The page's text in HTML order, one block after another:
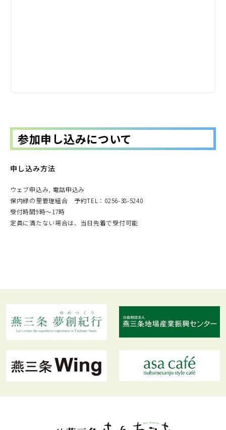
参加申し込みについて
申し込み方法
ウェブ申込み, 電話申込み
保内緑の里管理組合 予約TEL：0256-38-5240
受付時間9時～17時
定員に満たない場合は、当日先着で受付可能